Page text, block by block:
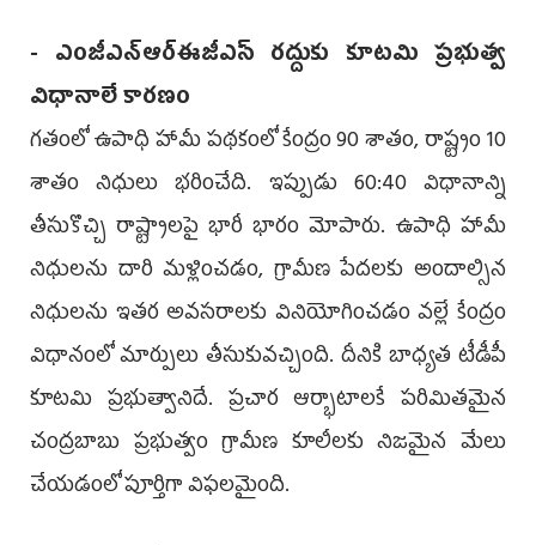
- ఎంజీఎన్‌ఆర్‌ఈజీఎస్ రద్దుకు కూటమి ప్రభుత్వ
విధానాలే కారణం
గతంలో ఉపాధి హామీ పథకంలో కేంద్రం 90 శాతం, రాష్ట్రం 10
శాతం నిధులు భరించేది. ఇప్పుడు 60:40 విధానాన్ని
తీసుకొచ్చి రాష్ట్రాలపై భారీ భారం మోపారు. ఉపాధి హామీ
నిధులను దారి మళ్లించడం, గ్రామీణ పేదలకు అందాల్సిన
నిధులను ఇతర అవసరాలకు వినియోగించడం వల్లే కేంద్రం
విధానంలో మార్పులు తీసుకువచ్చింది. దీనికి బాధ్యత టీడీపీ
కూటమి ప్రభుత్వానిదే. ప్రచార ఆర్భాటాలకే పరిమితమైన
చంద్రబాబు ప్రభుత్వం గ్రామీణ కూలీలకు నిజమైన మేలు
చేయడంలో పూర్తిగా విఫలమైంది.